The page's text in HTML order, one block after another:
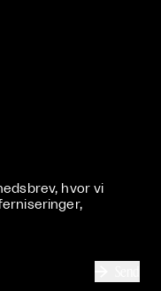
hvor vi